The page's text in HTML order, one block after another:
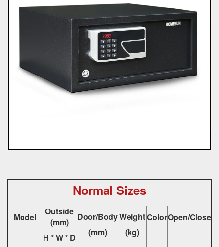
Normal Sizes
Model
Outside
(mm)
H * W * D
Door/Body
(mm)
Weight
(kg)
ColorOpen/Close